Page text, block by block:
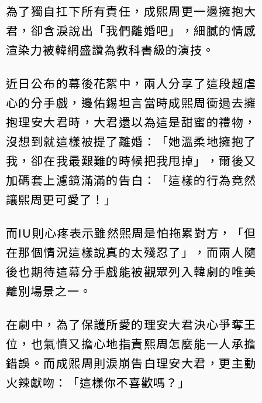
為了獨自扛下所有責任，成熙周更一邊擁抱大
君，卻含淚說出「我們離婚吧」，細膩的情感
渲染力被韓網盛讚為教科書級的演技。
近日公布的幕後花絮中，兩人分享了這段超虐
心的分手戲，邊佑錫坦言當時成熙周衝過去擁
抱理安大君時，大君還以為這是甜蜜的禮物，
沒想到就這樣被提了離婚：「她溫柔地擁抱了
我，卻在我最艱難的時候把我甩掉」，爾後又
加碼套上濾鏡滿滿的告白：「這樣的行為竟然
讓熙周更可愛了！」
而IU則心疼表示雖然熙周是怕拖累對方，「但
在那個情況這樣說真的太殘忍了」，而兩人隨
後也期待這幕分手戲能被觀眾列入韓劇的唯美
離別場景之一。
在劇中，為了保護所愛的理安大君決心爭奪王
位，也氣憤又擔心地指責熙周怎麼能一人承擔
錯誤。而成熙周則淚崩告白理安大君，更主動
火辣獻吻：「這樣你不喜歡嗎？」